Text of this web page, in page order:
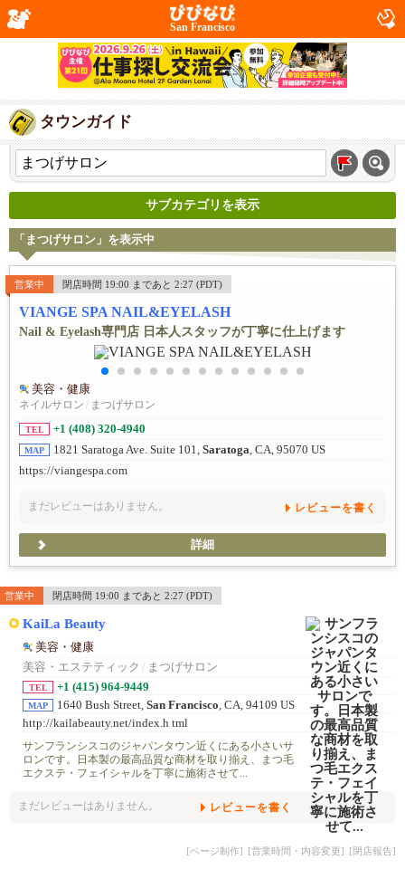
San Francisco
タウンガイド
サブカテゴリを表示
「まつげサロン」を表示中
営業中 閉店時間 19:00 まであと 2:27 (PDT)
VIANGE SPA NAIL&EYELASH
Nail & Eyelash専門店 日本人スタッフが丁寧に仕上げます
美容・健康
ネイルサロン / まつげサロン
TEL +1 (408) 320-4940
MAP 1821 Saratoga Ave. Suite 101, Saratoga, CA, 95070 US
https://viangespa.com
まだレビューはありません。 レビューを書く
詳細
営業中 閉店時間 19:00 まであと 2:27 (PDT)
KaiLa Beauty
美容・健康
美容・エステティック / まつげサロン
TEL +1 (415) 964-9449
MAP 1640 Bush Street, San Francisco, CA, 94109 US
http://kailabeauty.net/index.h tml
サンフランシスコのジャパンタウン近くにある小さいサ
ロンです。日本製の最高品質な商材を取り揃え、まつ毛
エクステ・フェイシャルを丁寧に施術させて...
まだレビューはありません。 レビューを書く
[ページ制作] [営業時間・内容変更] [閉店報告]